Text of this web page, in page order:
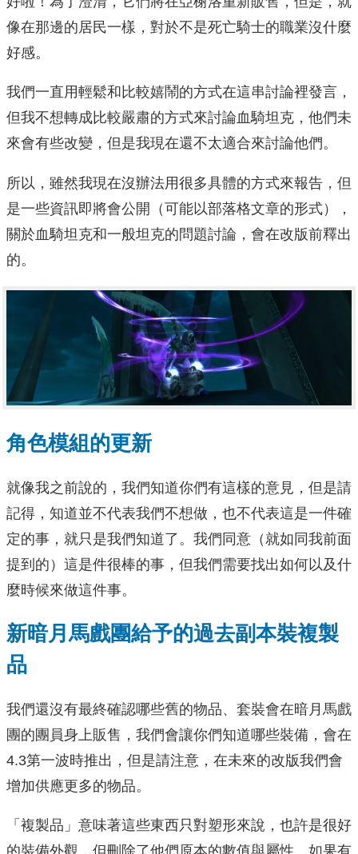
像在那邊的居民一樣，對於不是死亡騎士的職業沒什麼
好感。
我們一直用輕鬆和比較嬉鬧的方式在這串討論裡發言，
但我不想轉成比較嚴肅的方式來討論血騎坦克，他們未
來會有些改變，但是我現在還不太適合來討論他們。
所以，雖然我現在沒辦法用很多具體的方式來報告，但
是一些資訊即將會公開（可能以部落格文章的形式），
關於血騎坦克和一般坦克的問題討論，會在改版前釋出
的。
角色模組的更新
就像我之前說的，我們知道你們有這樣的意見，但是請
記得，知道並不代表我們不想做，也不代表這是一件確
定的事，就只是我們知道了。我們同意（就如同我前面
提到的）這是件很棒的事，但我們需要找出如何以及什
麼時候來做這件事。
新暗月馬戲團給予的過去副本裝複製
品
我們還沒有最終確認哪些舊的物品、套裝會在暗月馬戲
團的團員身上販售，我們會讓你們知道哪些裝備，會在
4.3第一波時推出，但是請注意，在未來的改版我們會
增加供應更多的物品。
「複製品」意味著這些東西只對塑形來說，也許是很好